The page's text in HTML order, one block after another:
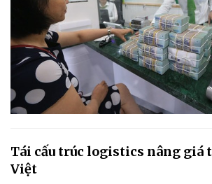
Tái cấu trúc logistics nâng giá
Việt